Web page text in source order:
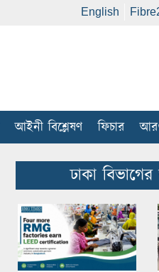
English
আইনী বিশ্লেষণ ফিচার
ঢাকা